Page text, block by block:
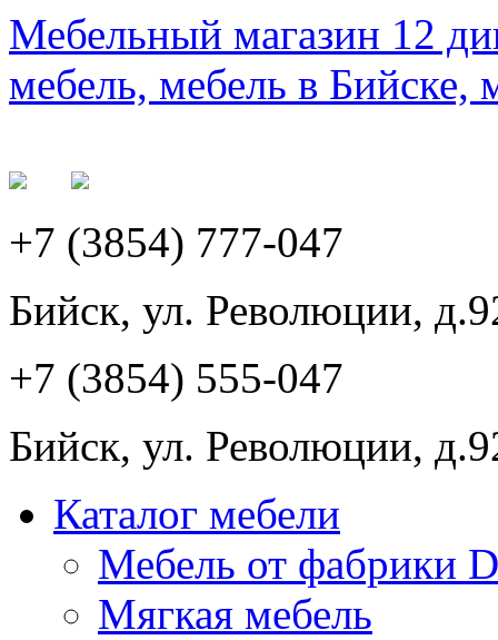
Мебельный магазин 12
мебель, мебель в Бийске,
+7 (3854) 777-047
Бийск, ул. Революции,
+7 (3854) 555-047
Бийск, ул. Революции,
Каталог мебели
Мебель от фабрики
Мягкая мебель